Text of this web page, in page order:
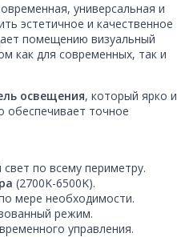
универсальная и
эстетичное и качественное
помещению визуальный
как для современных, так и
освещения, который ярко и
обеспечивает точное
по всему периметру.
(2700K-6500K).
мере необходимости.
режим.
управления.